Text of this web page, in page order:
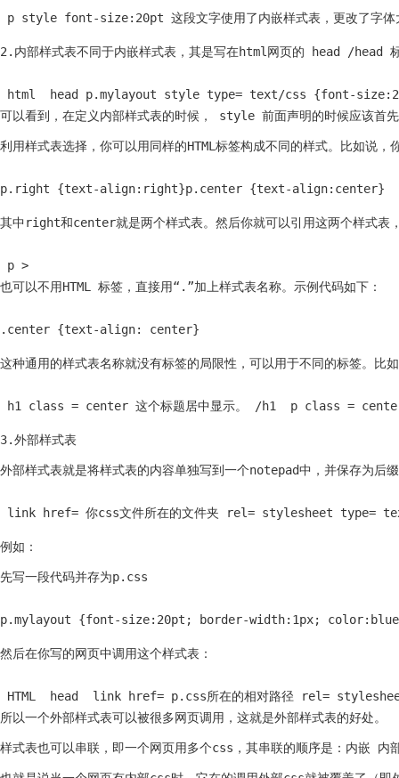
p style font-size:20pt 这段文字使用了内嵌样式表，更改了字
2.内部样式表不同于内嵌样式表，其是写在html网页的 head /head 标
html  head p.mylayout style type= text/css {font-
可以看到，在定义内部样式表的时候， style 前面声明的时候应该首
利用样式表选择，你可以用同样的HTML标签构成不同的样式。比如说
p.right {text-align:right}p.center {text-align:center}
其中right和center就是两个样式表。然后你就可以引用这两个样式表
p >
也可以不用HTML 标签，直接用“.”加上样式表名称。示例代码如下：
.center {text-align: center}
这种通用的样式表名称就没有标签的局限性，可以用于不同的标签。比
h1 class = center 这个标题居中显示。 /h1  p class =
3.外部样式表
外部样式表就是将样式表的内容单独写到一个notepad中，并保存为
link href= 你css文件所在的文件夹 rel= stylesheet type=
例如：
先写一段代码并存为p.css
p.mylayout {font-size:20pt; border-width:1px;
然后在你写的网页中调用这个样式表：
HTML  head  link href= p.css所在的相对路径 rel=
所以一个外部样式表可以被很多网页调用，这就是外部样式表的好处。
样式表也可以串联，即一个网页用多个css，其串联的顺序是：内嵌